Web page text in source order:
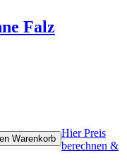
Falz
Hier Preis
berechnen &